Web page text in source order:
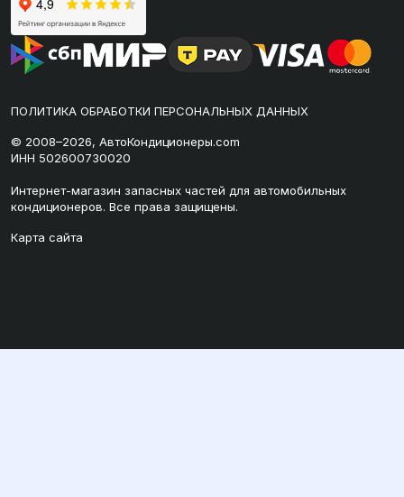
ПОЛИТИКА ОБРАБОТКИ ПЕРСОНАЛЬНЫХ ДАННЫХ
© 2008–2026, АвтоКондиционеры.com
ИНН 502600730020
Интернет-магазин запасных частей для автомобильных
кондиционеров. Все права защищены.
Карта сайта